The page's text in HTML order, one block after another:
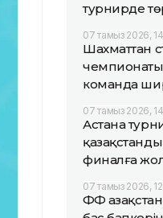
турнирде
07 тамыз 2026,
Шахматтан
команда
07 тамыз 2026,
Астана
финалға
07 тамыз 2026,
ҚФФ